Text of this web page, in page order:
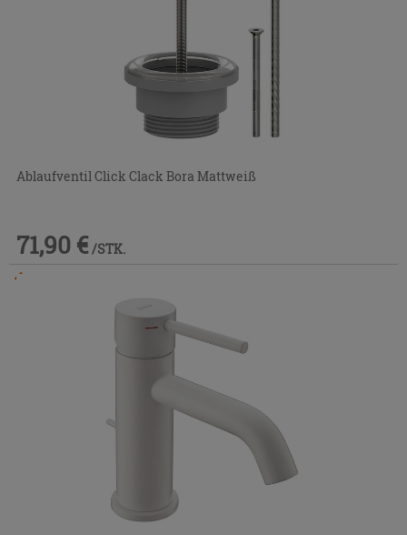
Ablaufventil Click Clack Bora Mattweiß
71,90 € /STK.